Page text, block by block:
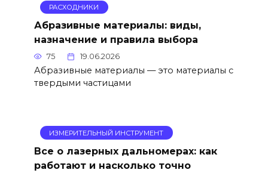
РАСХОДНИКИ
Абразивные материалы: виды,
назначение и правила выбора
75 19.06.2026
Абразивные материалы — это материалы с
твердыми частицами
ИЗМЕРИТЕЛЬНЫЙ ИНСТРУМЕНТ
Все о лазерных дальномерах: как
работают и насколько точно